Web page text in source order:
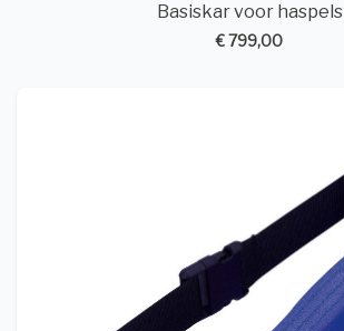
Basiskar voor haspels
€ 799,00